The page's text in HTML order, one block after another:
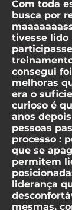
Com toda
busca por
tivesse lido
consegui
melhoras
era o
curioso é
anos
pessoas
processo :
que se
permitem
liderança
mesmas,